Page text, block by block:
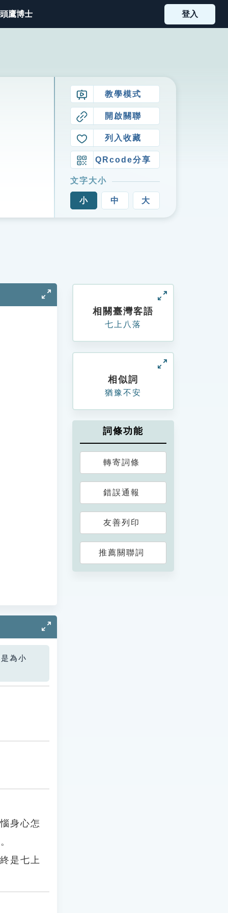
鷹博士 登入
教學模式
開啟關聯
列入收藏
QRcode分享
文字大小
小 中 大
為小
身心怎
是七上
相關臺灣客語
七上八落
相似詞
猶豫不安
詞條功能
轉寄詞條
錯誤通報
友善列印
推薦關聯詞